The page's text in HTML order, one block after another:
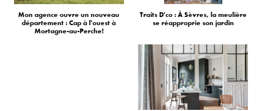
Mon agence ouvre un nouveau
département : Cap à l'ouest à
Mortagne-au-Perche!
Traits D'co : À Sèvres, la meulière
se réapproprie son jardin